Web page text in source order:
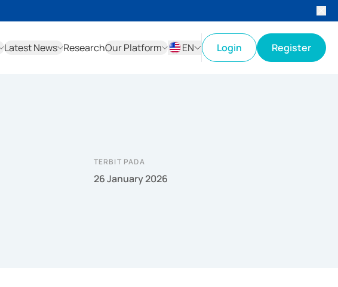
Latest News ResearchOur Platform
EN
Login Register
TERBIT PADA
26 January 2026